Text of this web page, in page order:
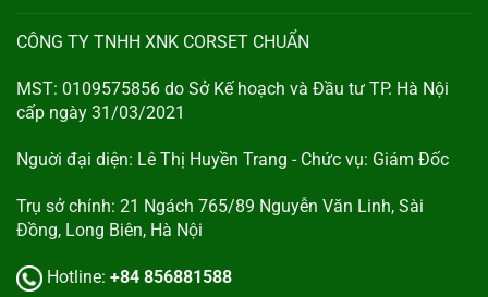
CÔNG TY TNHH XNK CORSET CHUẨN
MST: 0109575856 do Sở Kế hoạch và Đầu tư TP. Hà Nội
cấp ngày 31/03/2021
Nguời đại diện: Lê Thị Huyền Trang - Chức vụ: Giám Đốc
Trụ sở chính: 21 Ngách 765/89 Nguyễn Văn Linh, Sài
Đồng, Long Biên, Hà Nội
Hotline: +84 856881588